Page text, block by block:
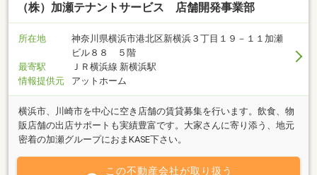
（株）加瀬テナントサービス 店舗開発事業部
所在地
神奈川県横浜市港北区新横浜３丁目１９－１１加瀬
ビル８８ ５階
最寄駅
ＪＲ横浜線 新横浜駅
情報提供元
アットホーム
横浜市、川崎市を中心に空き店舗の賃貸募集を行います。飲食、物
販店舗の出店サポートも実績豊富です。大家さんに寄り添う、地元
密着の加瀬グループにおまKASE下さい。
この不動産会社が取り扱う